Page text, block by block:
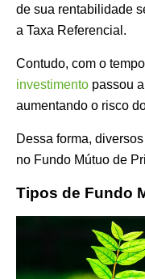
de sua rentabilidade
a Taxa Referencial.
Contudo, com o
investimento passou
aumentando o risco
Dessa forma,
no Fundo Mútuo de
Tipos de Fundo